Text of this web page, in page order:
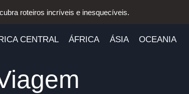
roteiros incríveis e inesquecíveis.
CENTRAL ÁFRICA ÁSIA OCEANIA